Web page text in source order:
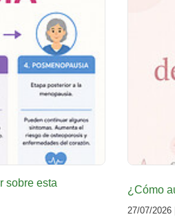
sobre esta
¿Cómo
27/07/2026 |